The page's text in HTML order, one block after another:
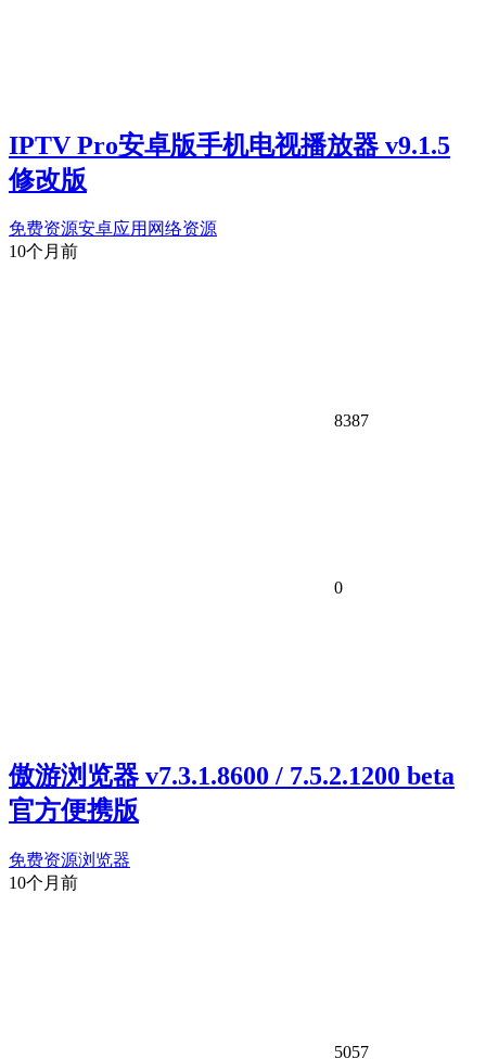
IPTV Pro安卓版手机电视播放器 v9.1.5
修改版
免费资源安卓应用 网络资源
10个月前
8387
0
傲游浏览器 v7.3.1.8600 / 7.5.2.1200 beta
官方便携版
免费资源浏览器
10个月前
5057